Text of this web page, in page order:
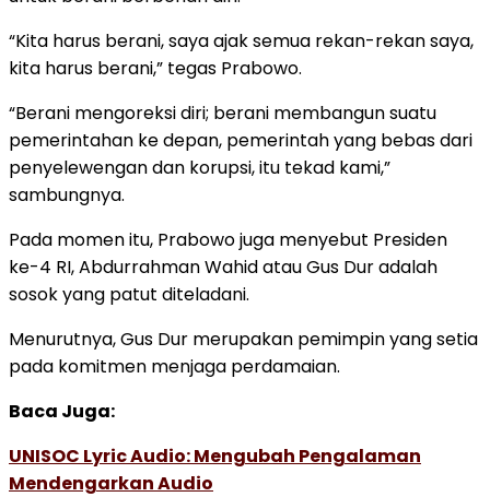
“Kita harus berani, saya ajak semua rekan-rekan saya,
kita harus berani,” tegas Prabowo.
“Berani mengoreksi diri; berani membangun suatu
pemerintahan ke depan, pemerintah yang bebas dari
penyelewengan dan korupsi, itu tekad kami,”
sambungnya.
Pada momen itu, Prabowo juga menyebut Presiden
ke-4 RI, Abdurrahman Wahid atau Gus Dur adalah
sosok yang patut diteladani.
Menurutnya, Gus Dur merupakan pemimpin yang setia
pada komitmen menjaga perdamaian.
Baca Juga:
UNISOC Lyric Audio: Mengubah Pengalaman
Mendengarkan Audio